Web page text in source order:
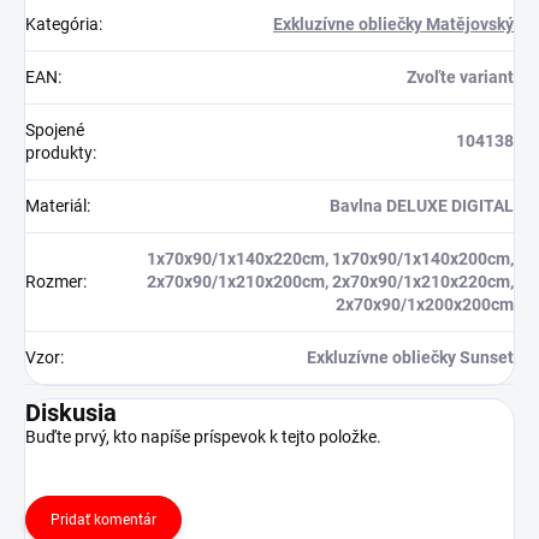
Kategória: Exkluzívne obliečky Matějovský
EAN: Zvoľte variant
Spojené
produkty:
104138
Materiál : Bavlna DELUXE DIGITAL
Rozmer:
1x70x90/1x140x220cm, 1x70x90/1x140x200cm,
2x70x90/1x210x200cm, 2x70x90/1x210x220cm,
2x70x90/1x200x200cm
Vzor: Exkluzívne obliečky Sunset
Diskusia
Buďte prvý, kto napíše príspevok k tejto položke.
Pridať komentár